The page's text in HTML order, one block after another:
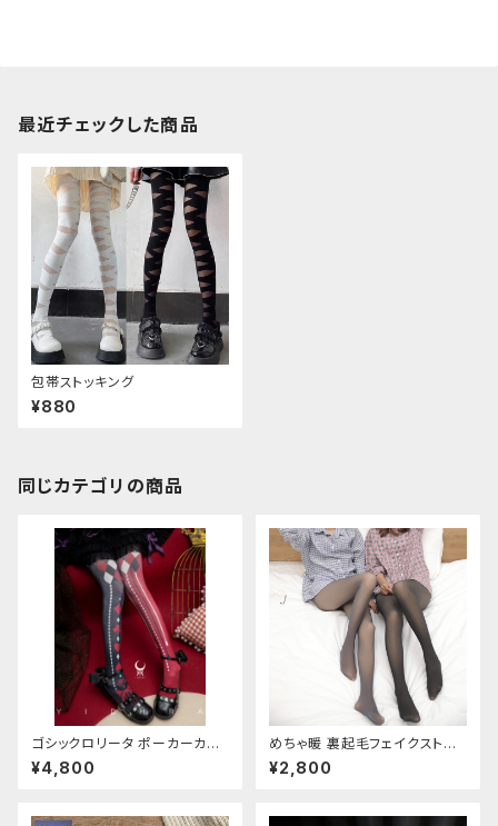
最近チェックした商品
包帯ストッキング
¥880
同じカテゴリの商品
ゴシックロリータ ポーカーカー
ド柄 プリントタイツ
¥4,800
めちゃ暖 裏起毛フェイクストッ
キング
¥2,800